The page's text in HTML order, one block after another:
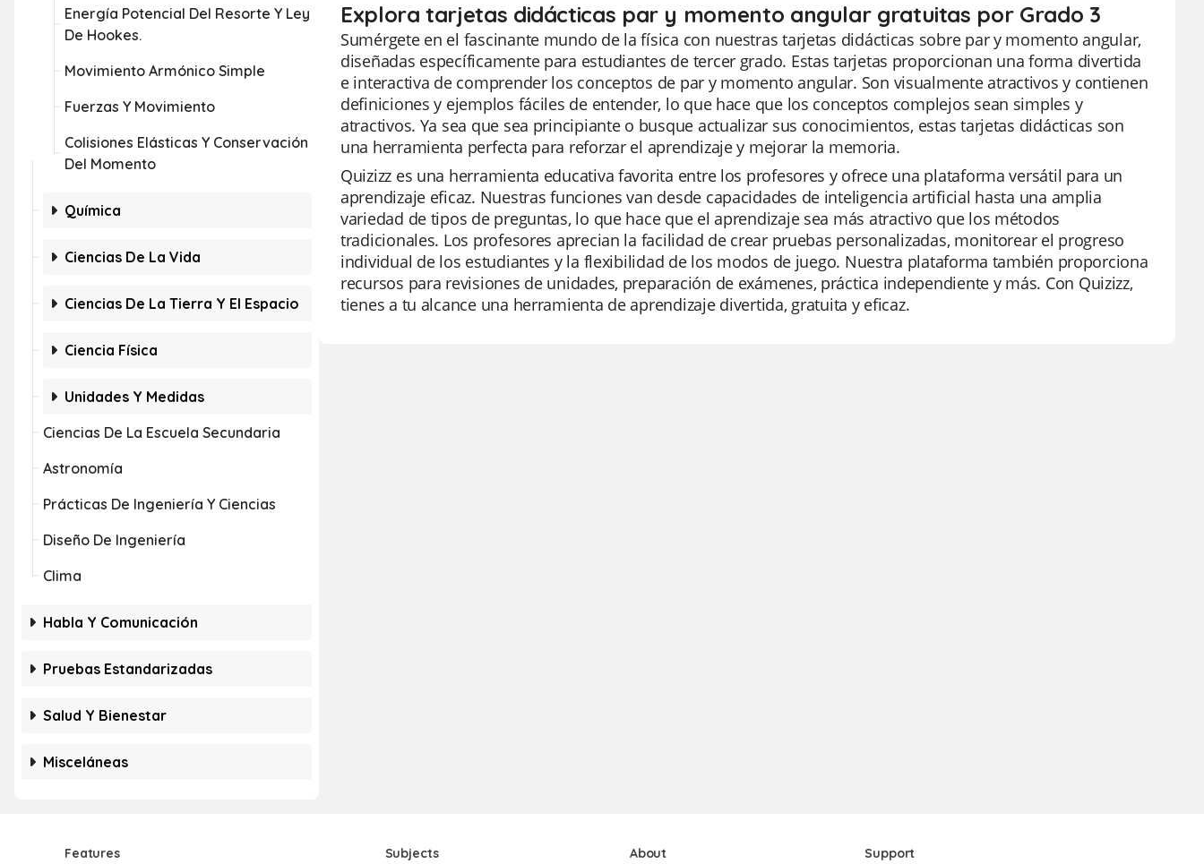
Energía Potencial Del Resorte Y Ley
De Hookes.
Movimiento Armónico Simple
Fuerzas Y Movimiento
Colisiones Elásticas Y Conservación
Del Momento
Química
Ciencias De La Vida
Ciencias De La Tierra Y El Espacio
Ciencia Física
Unidades Y Medidas
Ciencias De La Escuela Secundaria
Astronomía
Prácticas De Ingeniería Y Ciencias
Diseño De Ingeniería
Clima
Habla Y Comunicación
Pruebas Estandarizadas
Salud Y Bienestar
Misceláneas
Explora tarjetas didácticas par y momento angular gratuitas por Grado 3
Sumérgete en el fascinante mundo de la física con nuestras tarjetas didácticas sobre par y momento angular,
diseñadas específicamente para estudiantes de tercer grado. Estas tarjetas proporcionan una forma divertida
e interactiva de comprender los conceptos de par y momento angular. Son visualmente atractivos y contienen
definiciones y ejemplos fáciles de entender, lo que hace que los conceptos complejos sean simples y
atractivos. Ya sea que sea principiante o busque actualizar sus conocimientos, estas tarjetas didácticas son
una herramienta perfecta para reforzar el aprendizaje y mejorar la memoria.
Quizizz es una herramienta educativa favorita entre los profesores y ofrece una plataforma versátil para un
aprendizaje eficaz. Nuestras funciones van desde capacidades de inteligencia artificial hasta una amplia
variedad de tipos de preguntas, lo que hace que el aprendizaje sea más atractivo que los métodos
tradicionales. Los profesores aprecian la facilidad de crear pruebas personalizadas, monitorear el progreso
individual de los estudiantes y la flexibilidad de los modos de juego. Nuestra plataforma también proporciona
recursos para revisiones de unidades, preparación de exámenes, práctica independiente y más. Con Quizizz,
tienes a tu alcance una herramienta de aprendizaje divertida, gratuita y eficaz.
Features Subjects About Support